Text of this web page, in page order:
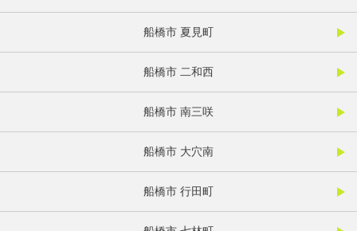
船橋市 夏見町
船橋市 二和西
船橋市 南三咲
船橋市 大穴南
船橋市 行田町